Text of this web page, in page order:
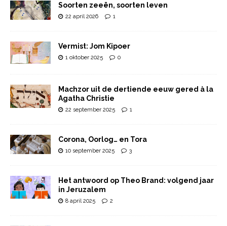
Soorten zeeën, soorten leven
22 april 2026 1
Vermist: Jom Kipoer
1 oktober 2025 0
Machzor uit de dertiende eeuw gered à la
Agatha Christie
22 september 2025 1
Corona, Oorlog… en Tora
10 september 2025 3
Het antwoord op Theo Brand: volgend jaar
in Jeruzalem
8 april 2025 2